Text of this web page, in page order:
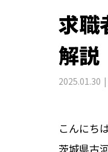
求職
解説
2025.01.30
こんにち
茨城県古